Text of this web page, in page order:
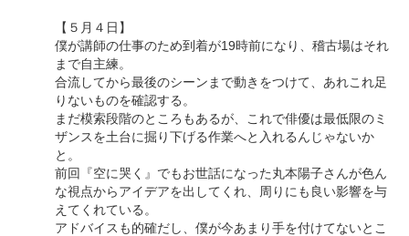
【５月４日】
僕が講師の仕事のため到着が19時前になり、稽古場はそれ
まで自主練。
合流してから最後のシーンまで動きをつけて、あれこれ足
りないものを確認する。
まだ模索段階のところもあるが、これで俳優は最低限のミ
ザンスを土台に掘り下げる作業へと入れるんじゃないか
と。
前回『空に哭く』でもお世話になった丸本陽子さんが色ん
な視点からアイデアを出してくれ、周りにも良い影響を与
えてくれている。
アドバイスも的確だし、僕が今あまり手を付けてないとこ